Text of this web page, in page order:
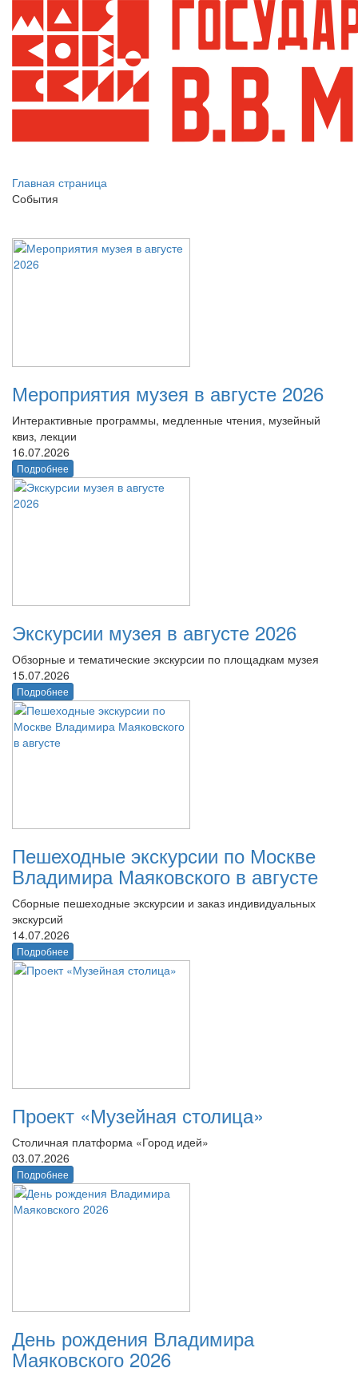
Главная страница
События
Мероприятия музея в августе 2026
Интерактивные программы, медленные чтения, музейный
квиз, лекции
16.07.2026
Подробнее
Экскурсии музея в августе 2026
Обзорные и тематические экскурсии по площадкам музея
15.07.2026
Подробнее
Пешеходные экскурсии по Москве
Владимира Маяковского в августе
Сборные пешеходные экскурсии и заказ индивидуальных
экскурсий
14.07.2026
Подробнее
Проект «Музейная столица»
Столичная платформа «Город идей»
03.07.2026
Подробнее
День рождения Владимира
Маяковского 2026